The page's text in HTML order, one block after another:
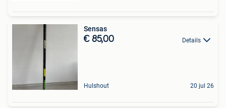
Sensas
€ 85,00 Details
Hulshout 20 jul 26